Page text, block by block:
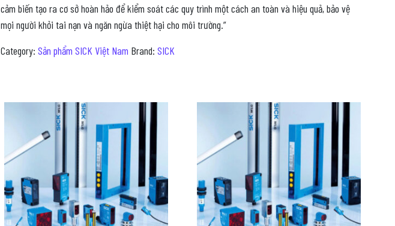
cảm biến tạo ra cơ sở hoàn hảo để kiểm soát các quy trình một cách an toàn và hiệu quả, bảo vệ
mọi người khỏi tai nạn và ngăn ngừa thiệt hại cho môi trường.”
Category: Sản phẩm SICK Việt Nam Brand: SICK